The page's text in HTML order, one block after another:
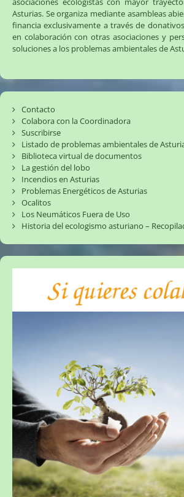
Asturias. Se organiza mediante asambleas
financia exclusivamente a través de
en colaboración con otras asociaciones y
soluciones a los problemas ambientales de
Contacto
Colabora con la Coordinadora
Suscribirse
Listado de problemas ambientales de
Biblioteca virtual de documentos
La gestión del lobo
Incendios en Asturias
Problemas Energéticos de Asturias
Ocalitos
Los Neumáticos Fuera de Uso
Historia del ecologismo asturiano –